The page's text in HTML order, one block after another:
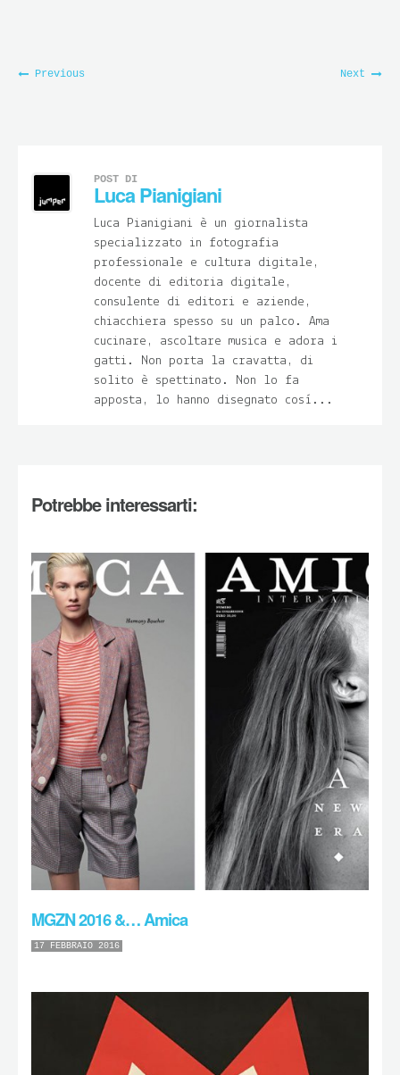
Previous Next
POST DI
Luca Pianigiani
Luca Pianigiani è un giornalista
specializzato in fotografia
professionale e cultura digitale,
docente di editoria digitale,
consulente di editori e aziende,
chiacchiera spesso su un palco. Ama
cucinare, ascoltare musica e adora i
gatti. Non porta la cravatta, di
solito è spettinato. Non lo fa
apposta, lo hanno disegnato così...
Potrebbe interessarti:
MGZN 2016 &… Amica
17 FEBBRAIO 2016